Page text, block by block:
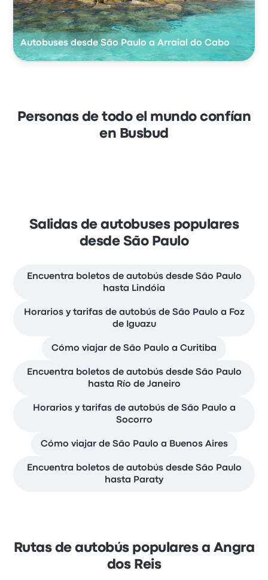
Autobuses desde São Paulo a Arraial do Cabo
Personas de todo el mundo confían
en Busbud
Salidas de autobuses populares
desde São Paulo
Encuentra boletos de autobús desde São Paulo
hasta Lindóia
Horarios y tarifas de autobús de São Paulo a Foz
de Iguazu
Cómo viajar de São Paulo a Curitiba
Encuentra boletos de autobús desde São Paulo
hasta Río de Janeiro
Horarios y tarifas de autobús de São Paulo a
Socorro
Cómo viajar de São Paulo a Buenos Aires
Encuentra boletos de autobús desde São Paulo
hasta Paraty
Rutas de autobús populares a Angra
dos Reis